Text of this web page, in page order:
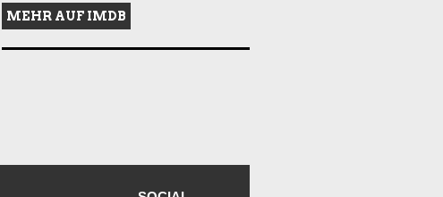
MEHR AUF IMDB